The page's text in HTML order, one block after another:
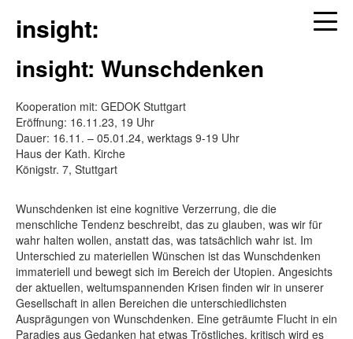
insight:
insight: Wunschdenken
Kooperation mit: GEDOK Stuttgart
Eröffnung: 16.11.23, 19 Uhr
Dauer: 16.11. – 05.01.24, werktags 9-19 Uhr
Haus der Kath. Kirche
Königstr. 7, Stuttgart
Wunschdenken ist eine kognitive Verzerrung, die die
menschliche Tendenz beschreibt, das zu glauben, was wir für
wahr halten wollen, anstatt das, was tatsächlich wahr ist. Im
Unterschied zu materiellen Wünschen ist das Wunschdenken
immateriell und bewegt sich im Bereich der Utopien. Angesichts
der aktuellen, weltumspannenden Krisen finden wir in unserer
Gesellschaft in allen Bereichen die unterschiedlichsten
Ausprägungen von Wunschdenken. Eine geträumte Flucht in ein
Paradies aus Gedanken hat etwas Tröstliches, kritisch wird es